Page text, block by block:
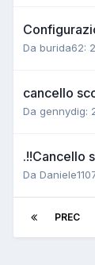
Da burida62:
cancello
Da gennydig:
.!!Cancello
Da
PREC